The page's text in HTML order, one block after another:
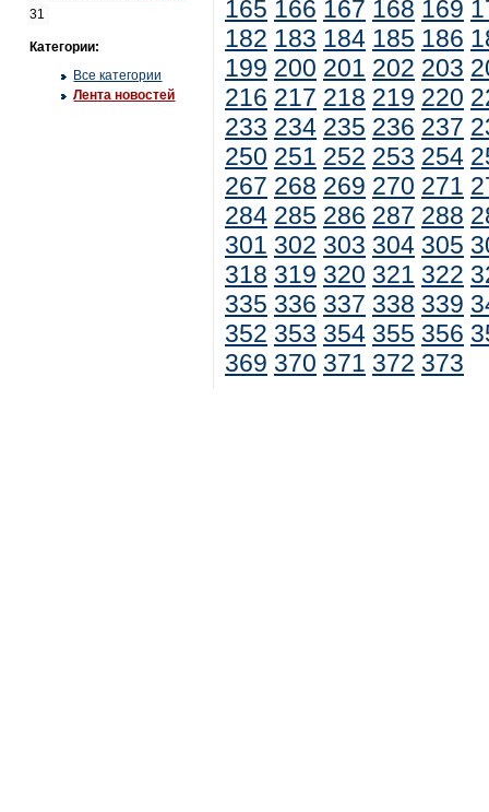
31
Категории:
Все категории
Лента новостей
165 166 167 168 169
182 183 184 185 186
199 200 201 202 203
216 217 218 219 220
233 234 235 236 237
250 251 252 253 254
267 268 269 270 271
284 285 286 287 288
301 302 303 304 305
318 319 320 321 322
335 336 337 338 339
352 353 354 355 356
369 370 371 372 373